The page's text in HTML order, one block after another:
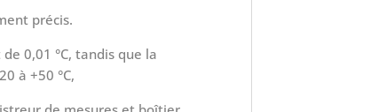
précis.
0,01 °C, tandis que la
à +50 °C,